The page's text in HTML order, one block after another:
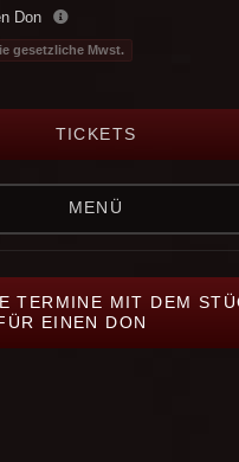
Don
gesetzliche Mwst.
TICKETS
MENÜ
TERMINE MIT DEM
EINEN DON